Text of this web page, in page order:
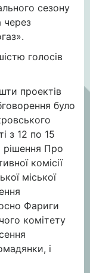
сезону
через
голосів
проектів
було
з 12 по 15
рішення Про
комісії
міської
Фариги
комітету
і